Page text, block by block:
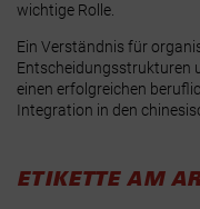
wichtige Rolle.
Ein Verständnis für
Entscheidungsstrukturen
einen erfolgreichen
Integration in den
ETIKETTE AM